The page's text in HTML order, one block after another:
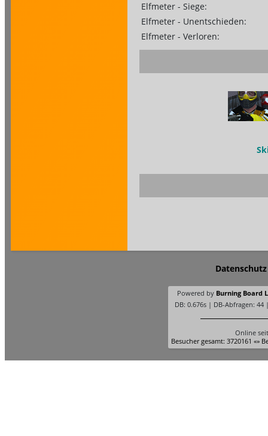
Elfmeter - Siege:
Elfmeter - Unentschieden:
Elfmeter - Verloren:
Datenschutz
Powered by Burning Board
DB: 0.676s | DB-Abfragen: 44
Online
Besucher gesamt: 3720161 «»